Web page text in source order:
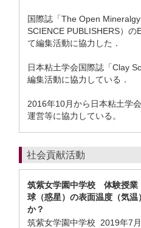
国際誌「The Open
SCIENCE PUBLISHERS）
て編集活動に協力した．
日本粘土学会国際誌「Clay
編集活動に協力している．
2016年10月から日本粘土学
運営等に協力している。
社会貢献活動
筑紫女学園中学校 体験授業
球（惑星）の表面温度（気
か？
筑紫女学園中学校 2019年7月